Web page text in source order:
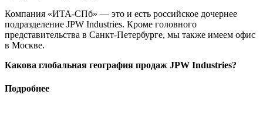
Компания «ИТА-СПб» — это и есть российское дочернее
подразделение JPW Industries. Кроме головного
представительства в Санкт-Петербурге, мы также имеем офис
в Москве.
Какова глобальная география продаж JPW Industries?
Подробнее